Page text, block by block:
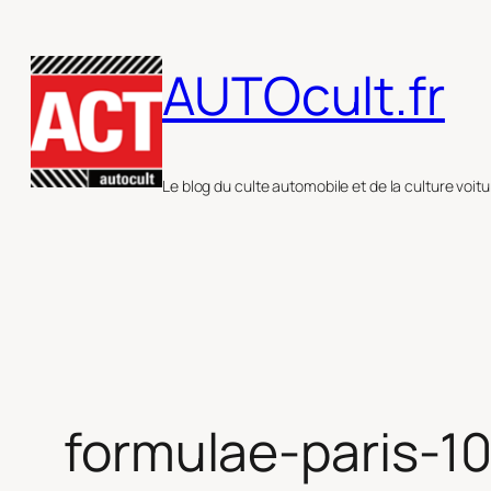
au
contenu
AUTOcult.fr
Le blog du culte automobile et de la culture
formulae-paris-